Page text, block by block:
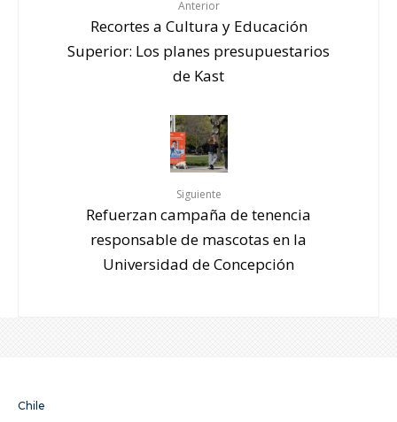
Anterior
Recortes a Cultura y Educación
Superior: Los planes presupuestarios
de Kast
Siguiente
Refuerzan campaña de tenencia
responsable de mascotas en la
Universidad de Concepción
Chile